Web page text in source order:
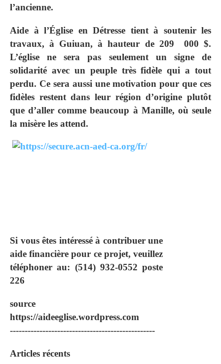
l’ancienne.
Aide à l’Église en Détresse tient à soutenir les
travaux, à Guiuan, à hauteur de 209 000 $.
L’église ne sera pas seulement un signe de
solidarité avec un peuple très fidèle qui a tout
perdu. Ce sera aussi une motivation pour que ces
fidèles restent dans leur région d’origine plutôt
que d’aller comme beaucoup à Manille, où seule
la misère les attend.
Si vous êtes intéressé à contribuer une
aide financière pour ce projet, veuillez
téléphoner au: (514) 932-0552 poste
226
source
https://aideeglise.wordpress.com
-------------------------------------------------
Articles récents